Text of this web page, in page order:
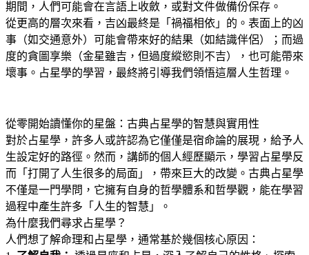
期間，人們可能會在言語上收斂，或對文件做備份保存 。
從更高的層次來看，吉凶最終是「禍福相依」的 。表面上的凶
事（如交通意外）可能會帶來好的結果（如結識伴侶）；而過
度的貪圖享樂（金星雖吉，但過度縱慾則不吉），也可能帶來
壞事 。占星學的學習，最終將引導我們領悟這層人生哲理 。
從零開始讀懂你的星盤：古典占星學的智慧與實用性
對於占星學，許多人或許認為它僅僅是宿命論的展現，給予人
生設定好的路徑 。然而，講師的個人經歷顯示，學習占星學反
而「打開了人生很多的局面」，帶來巨大的改變 。古典占星學
不僅是一門學問，它擁有自身的哲學體系和哲學觀，能在學習
過程中產生許多「人生的智慧」
。
為什麼我們尋求占星學？
人們想了解命理和占星學，通常基於幾個核心原因 ：